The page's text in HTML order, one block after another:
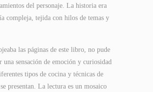
del personaje. La historia era
compleja, tejida con hilos de temas y
las páginas de este libro, no pude
una sensación de emoción y curiosidad
tipos de cocina y técnicas de
presentan. La lectura es un mosaico